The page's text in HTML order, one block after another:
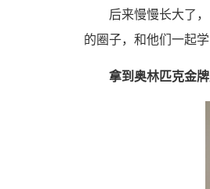
后来慢慢长大了，
的圈子，和他们一起
拿到奥林匹克金